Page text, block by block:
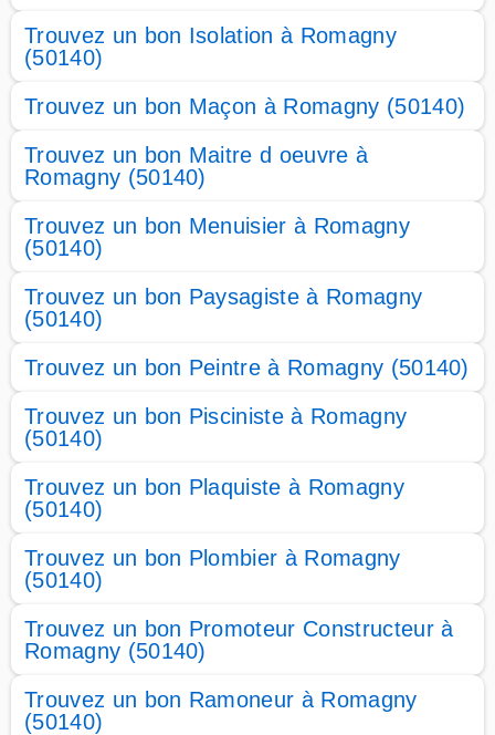
Trouvez un bon Isolation à Romagny
(50140)
Trouvez un bon Maçon à Romagny (50140)
Trouvez un bon Maitre d oeuvre à
Romagny (50140)
Trouvez un bon Menuisier à Romagny
(50140)
Trouvez un bon Paysagiste à Romagny
(50140)
Trouvez un bon Peintre à Romagny (50140)
Trouvez un bon Pisciniste à Romagny
(50140)
Trouvez un bon Plaquiste à Romagny
(50140)
Trouvez un bon Plombier à Romagny
(50140)
Trouvez un bon Promoteur Constructeur à
Romagny (50140)
Trouvez un bon Ramoneur à Romagny
(50140)